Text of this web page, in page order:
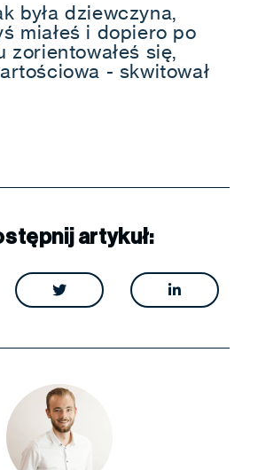
była dziewczyna,
miałeś i dopiero po
zorientowałeś się,
- skwitował
artykuł:
 